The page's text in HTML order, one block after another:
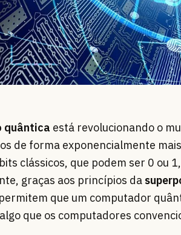
quântica está revolucionando o
de forma exponencialmente
clássicos, que podem ser 0 ou
graças aos princípios da
que um computador
que os computadores